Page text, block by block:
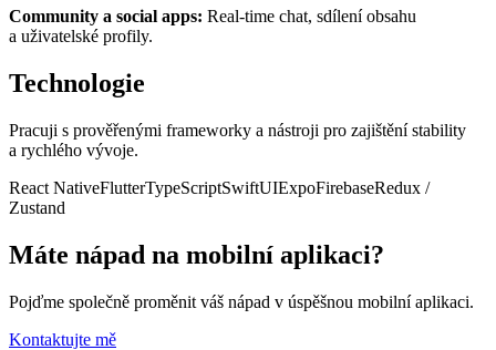
Community a social apps: Real-time chat, sdílení obsahu
a uživatelské profily.
Technologie
Pracuji s prověřenými frameworky a nástroji pro zajištění stability
a rychlého vývoje.
React NativeFlutterTypeScriptSwiftUIExpoFirebaseRedux /
Zustand
Máte nápad na mobilní aplikaci?
Pojďme společně proměnit váš nápad v úspěšnou mobilní aplikaci.
Kontaktujte mě